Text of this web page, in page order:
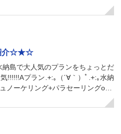
介☆★☆
島で大人気のプランをちょっとだ
!!!!!!Aプラン.+:｡（´∀｀）ﾟ.+:｡水納
ノーケリング+パラセーリングo…